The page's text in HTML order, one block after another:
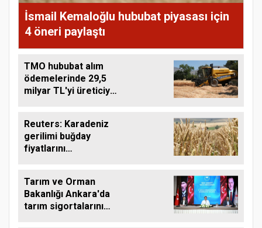
İsmail Kemaloğlu hububat piyasası için
4 öneri paylaştı
TMO hububat alım
ödemelerinde 29,5
milyar TL'yi üreticiye
Reuters: Karadeniz
gerilimi buğday
fiyatlarını
Tarım ve Orman
Bakanlığı Ankara'da
tarım sigortalarını